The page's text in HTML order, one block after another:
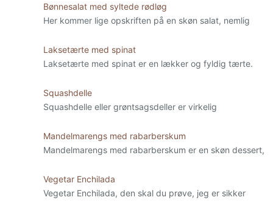
Bønnesalat med syltede rødløg
Her kommer lige opskriften på en skøn salat, nemlig
Laksetærte med spinat
Laksetærte med spinat er en lækker og fyldig tærte.
Squashdelle
Squashdelle eller grøntsagsdeller er virkelig
Mandelmarengs med rabarberskum
Mandelmarengs med rabarberskum er en skøn dessert,
Vegetar Enchilada
Vegetar Enchilada, den skal du prøve, jeg er sikker